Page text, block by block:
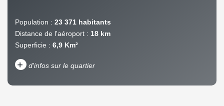
Population : 23 371 habitants
Distance de l'aéroport : 18 km
Superficie : 6,9 Km²
+ d'infos sur le quartier